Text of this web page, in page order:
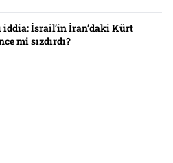
iddia: İsrail’in İran’daki Kürt
mi sızdırdı?